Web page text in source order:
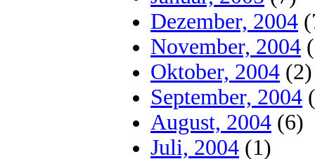
Dezember, 2004
November, 2004
Oktober, 2004 (2)
September, 2004
August, 2004 (6)
Juli, 2004 (1)